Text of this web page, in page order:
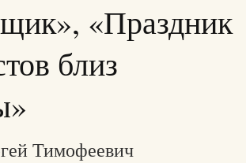
«Праздник
близ
Тимофеевич